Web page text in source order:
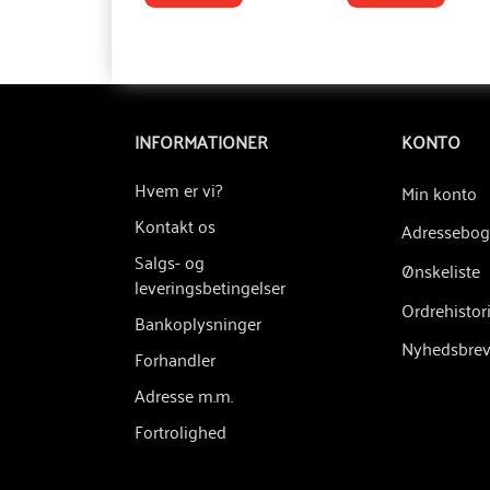
INFORMATIONER
Hvem er vi?
Kontakt os
Salgs- og
leveringsbetingelser
Bankoplysninger
Forhandler
Adresse m.m.
Fortrolighed
KONTO
Min konto
Adressebog
Ønskeliste
Nyhedsbrev